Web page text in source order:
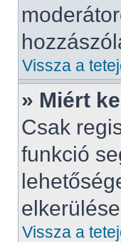
Vissza a
» Miért
Csak
funkció
Vissza a